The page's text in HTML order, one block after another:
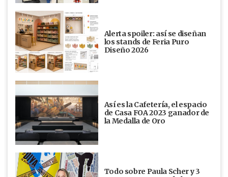
Alerta spoiler: así se diseñan
los stands de Feria Puro
Diseño 2026
Así es la Cafetería, el espacio
de Casa FOA 2023 ganador de
la Medalla de Oro
Todo sobre Paula Scher y 3